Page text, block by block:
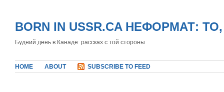
BORN IN USSR.CA НЕФОРМАТ:
Будний день в Канаде: рассказ с той стороны
HOME ABOUT SUBSCRIBE TO FEED